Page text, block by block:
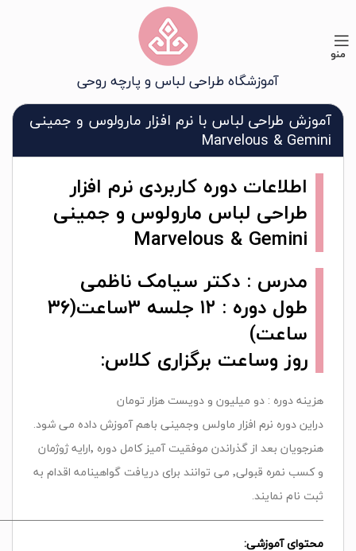
منو
آموزشگاه طراحی لباس و پارچه روحی
آموزش طراحی لباس با نرم افزار مارولوس و جمینی
Marvelous & Gemini
اطلاعات دوره کاربردی نرم افزار
طراحی لباس مارولوس و جمینی
Marvelous & Gemini
مدرس : دکتر سیامک ناظمی
طول دوره : ۱۲ جلسه ۳ساعت(۳۶
ساعت)
روز وساعت برگزاری کلاس:
هزینه دوره : دو میلیون و دویست هزار تومان
دراین دوره نرم افزار ماولس وجمینی باهم آموزش داده می شود.
هنرجویان بعد از گذراندن موفقیت آمیز کامل دوره ٬ارایه ژوژمان
و کسب نمره قبولی٬ می توانند برای دریافت گواهینامه اقدام به
ثبت نام نمایند.
محتوای آموزشی: